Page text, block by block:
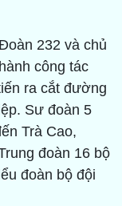
232 và chủ
công tác
ra cắt đường
Sư đoàn 5
Trà Cao,
đoàn 16 bộ
đoàn bộ đội